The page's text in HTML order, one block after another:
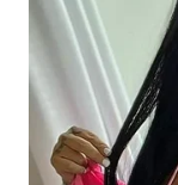
TINGGI
WN
PAKPAK
WN